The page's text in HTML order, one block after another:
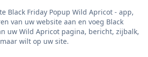
Black Friday Popup Wild Apricot - app,
van uw website aan en voeg Black
uw Wild Apricot pagina, bericht, zijbalk,
wilt op uw site.